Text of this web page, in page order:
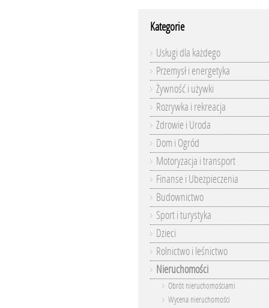
Kategorie
Usługi dla każdego
Przemysł i energetyka
Żywność i używki
Rozrywka i rekreacja
Zdrowie i Uroda
Dom i Ogród
Motoryzacja i transport
Finanse i Ubezpieczenia
Budownictwo
Sport i turystyka
Dzieci
Rolnictwo i leśnictwo
Nieruchomości
Obrót nieruchomościami
Wycena nieruchomości